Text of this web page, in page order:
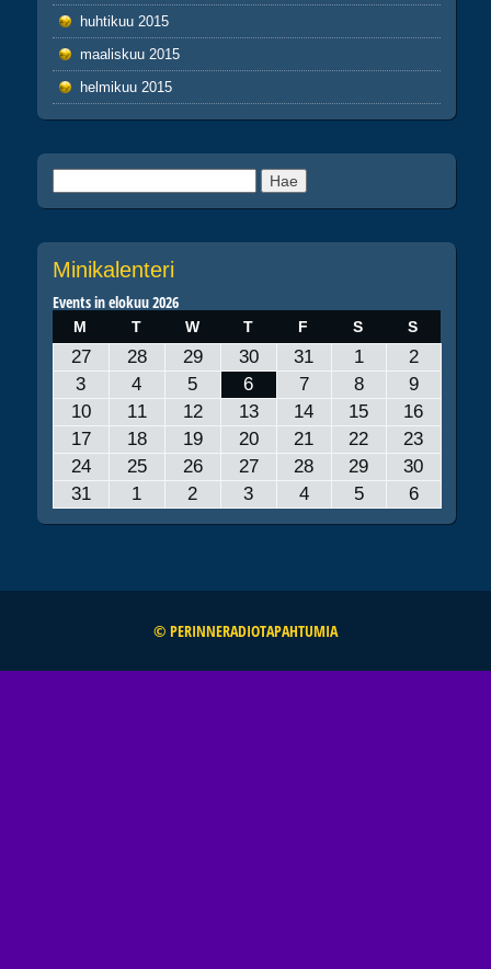
huhtikuu 2015
maaliskuu 2015
helmikuu 2015
Minikalenteri
Events in elokuu 2026
M MAANANTAI
TTIISTAIWKESKIVIIKKO
TTORSTAI
F PERJANTAI
SLAUANTAI
S
2727.7.2026
2828.7.2026
2929.7.2026
3030.7.2026
31 31.7.2026
1 1.8.2026
22.8.2026
33.8.2026
44.8.2026
55.8.2026
66.8.2026
77.8.2026
88.8.2026
99.8.2026
1010.8.2026
11 11.8.2026
1212.8.2026
1313.8.2026
1414.8.2026
1515.8.2026
16
1717.8.2026
1818.8.2026
1919.8.2026
2020.8.2026
21 21.8.2026
2222.8.2026
23
2424.8.2026
2525.8.2026
2626.8.2026
2727.8.2026
2828.8.2026
2929.8.2026
30
31 31.8.2026
1 1.9.2026
22.9.2026
33.9.2026
44.9.2026
55.9.2026
66.9.2026
© PERINNERADIOTAPAHTUMIA